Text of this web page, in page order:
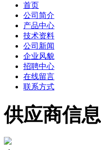
首页
公司简介
产品中心
技术资料
公司新闻
企业风貌
招聘中心
在线留言
联系方式
供应商信息